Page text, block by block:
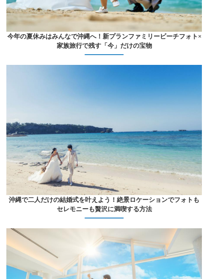
今年の夏休みはみんなで沖縄へ！新プランファミリービーチフォト×
家族旅行で残す「今」だけの宝物
沖縄で二人だけの結婚式を叶えよう！絶景ロケーションでフォトも
セレモニーも贅沢に満喫する方法